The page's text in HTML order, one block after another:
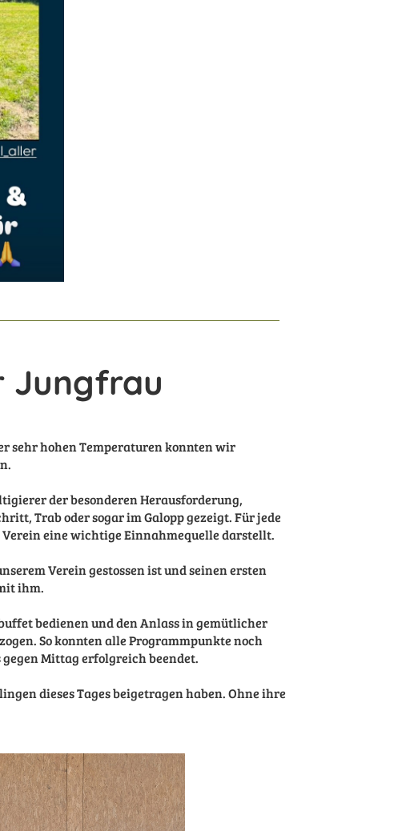
Jungfrau
sehr hohen Temperaturen konnten wir
der besonderen Herausforderung,
Trab oder sogar im Galopp gezeigt. Für jede
eine wichtige Einnahmequelle darstellt.
Verein gestossen ist und seinen ersten
ihm.
bedienen und den Anlass in gemütlicher
So konnten alle Programmpunkte noch
Mittag erfolgreich beendet.
dieses Tages beigetragen haben. Ohne ihre